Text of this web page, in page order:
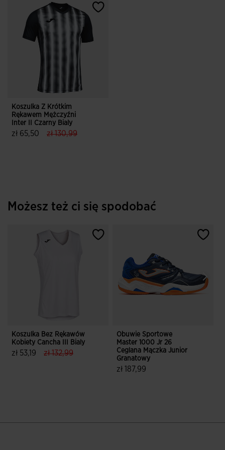
Koszulka Z Krótkim
Rękawem Mężczyźni
Inter II Czarny Bialy
zł 65,50 label.price.reduced.from
zł 130,99label.price.to
Możesz też ci się spodobać
Koszulka Bez Rękawów
Kobiety Cancha III Bialy
zł 53,19 label.price.reduced.from
zł 132,99label.price.to
Obuwie Sportowe
Master 1000 Jr 26
Ceglana Mączka Junior
Granatowy
zł 187,99